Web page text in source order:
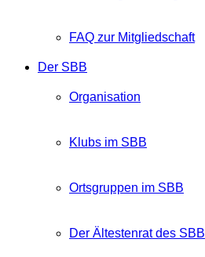
FAQ zur Mitgliedschaft
Der SBB
Organisation
Klubs im SBB
Ortsgruppen im SBB
Der Ältestenrat des SBB